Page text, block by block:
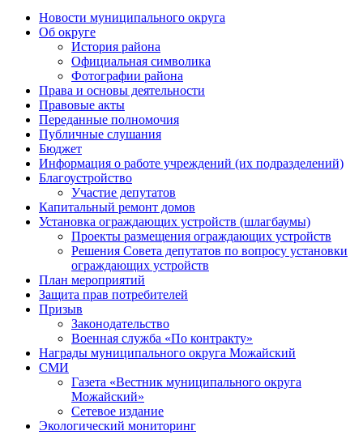
Новости муниципального округа
Об округе
История района
Официальная символика
Фотографии района
Права и основы деятельности
Правовые акты
Переданные полномочия
Публичные слушания
Бюджет
Информация о работе учреждений (их подразделений)
Благоустройство
Участие депутатов
Капитальный ремонт домов
Установка ограждающих устройств (шлагбаумы)
Проекты размещения ограждающих устройств
Решения Совета депутатов по вопросу установки
ограждающих устройств
План мероприятий
Защита прав потребителей
Призыв
Законодательство
Военная служба «По контракту»
Награды муниципального округа Можайский
СМИ
Газета «Вестник муниципального округа
Можайский»
Сетевое издание
Экологический мониторинг